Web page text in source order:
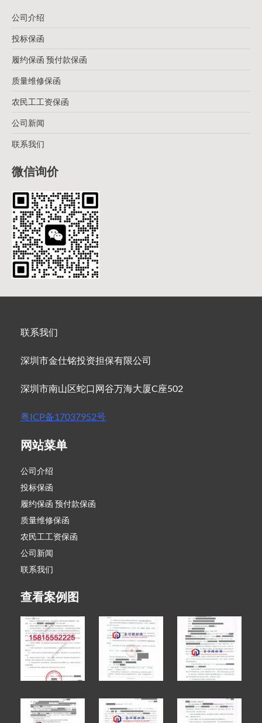
公司介绍
投标保函
履约保函 预付款保函
质量维修保函
农民工工资保函
公司新闻
联系我们
微信询价
联系我们
深圳市金仕铭投资担保有限公司
深圳市南山区蛇口网谷万海大厦C座502
粤ICP备17037952号
网站菜单
公司介绍
投标保函
履约保函 预付款保函
质量维修保函
农民工工资保函
公司新闻
联系我们
查看案例图